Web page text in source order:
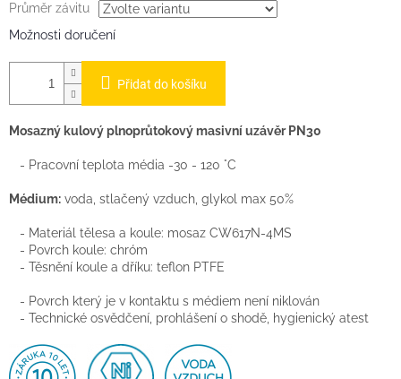
Průměr závitu
Možnosti doručení
Přidat do košíku
Mosazný kulový plnoprůtokový masivní uzávěr PN30
- Pracovní teplota média -30 - 120 °C
Médium: voda, stlačený vzduch, glykol max 50%
- Materiál tělesa a koule: mosaz CW617N-4MS
- Povrch koule: chróm
- Těsnění koule a dříku: teflon PTFE
- Povrch který je v kontaktu s médiem není niklován
- Technické osvědčení, prohlášení o shodě, hygienický atest